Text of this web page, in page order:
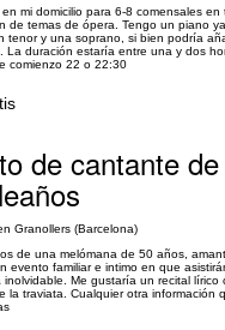
mi domicilio para 6-8 comensales
de temas de ópera. Tengo un piano
tenor y una soprano, si bien podría
La duración estaría entre una y dos
comienzo 22 o 22:30
de cantante
Granollers (Barcelona)
de una melómana de 50 años,
evento familiar e intimo en que
Me gustaría un recital lírico
la traviata. Cualquier otra información